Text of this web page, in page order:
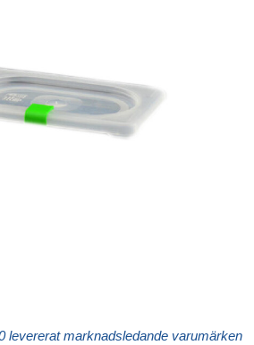
levererat marknadsledande varumärken